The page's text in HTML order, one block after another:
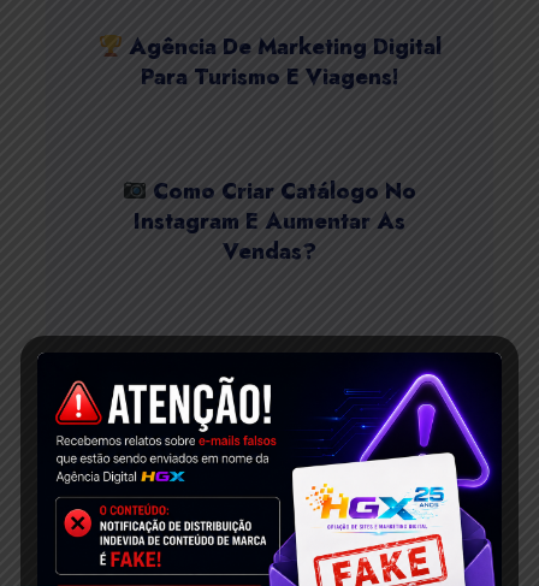
Agência De Marketing Digital
Para Turismo E Viagens!
Como Criar Catálogo No
Instagram E Aumentar As
Vendas?
SEO Para WordPress: Como
Fazer SEO Sites WordPress?
Otimização De Mecanismos
Generativos Vai Revolucionar O
SEO Em 2025!